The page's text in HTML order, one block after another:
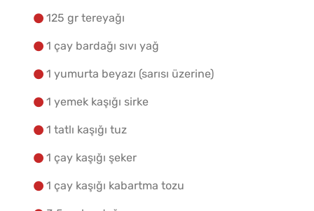
125 gr tereyağı
1 çay bardağı sıvı yağ
1 yumurta beyazı (sarısı üzerine)
1 yemek kaşığı sirke
1 tatlı kaşığı tuz
1 çay kaşığı şeker
1 çay kaşığı kabartma tozu